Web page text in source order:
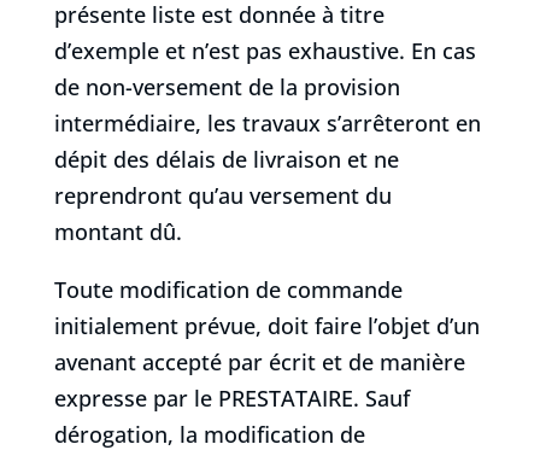
présente liste est donnée à titre
d’exemple et n’est pas exhaustive. En cas
de non-versement de la provision
intermédiaire, les travaux s’arrêteront en
dépit des délais de livraison et ne
reprendront qu’au versement du
montant dû.
Toute modification de commande
initialement prévue, doit faire l’objet d’un
avenant accepté par écrit et de manière
expresse par le PRESTATAIRE. Sauf
dérogation, la modification de